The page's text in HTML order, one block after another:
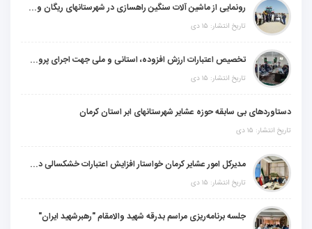
رونمایی از ماشین آلات سنگین راهسازی در شهرستانهای ریگان و گنبکی
تاریخ انتشار: ۱۵ دی
تخصیص اعتبارات ارزش افزوده، استانی و ملی جهت اجرای پروژه‌های عمرانی در شهرستان گنبکی
تاریخ انتشار: ۱۵ دی
دستاوردهای بی سابقه حوزه عشایر شهرستانهای ابر استان کرمان
تاریخ انتشار: ۱۵ دی
مدیرکل امور عشایر کرمان خواستار افزایش اعتبارات خشکسالی در سال جدید شد
تاریخ انتشار: ۱۵ دی
جلسه برنامه‌ریزی مراسم بدرقه شهید والامقام "رهبرشهید ایران"